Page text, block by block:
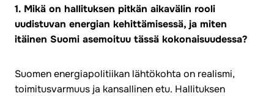
1. Mikä on hallituksen pitkän aikavälin rooli
uudistuvan energian kehittämisessä, ja miten
itäinen Suomi asemoituu tässä kokonaisuudessa?
Suomen energiapolitiikan lähtökohta on realismi,
toimitusvarmuus ja kansallinen etu. Hallituksen